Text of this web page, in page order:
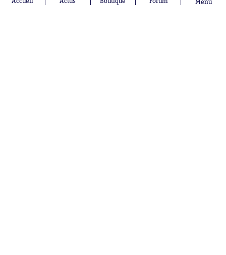
Khalis Merah
lyonnais
Menu